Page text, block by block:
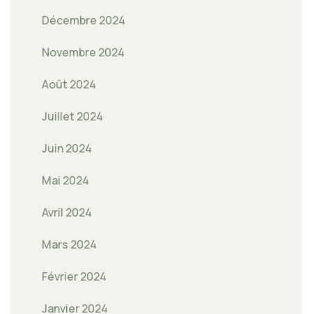
Décembre 2024
Novembre 2024
Août 2024
Juillet 2024
Juin 2024
Mai 2024
Avril 2024
Mars 2024
Février 2024
Janvier 2024